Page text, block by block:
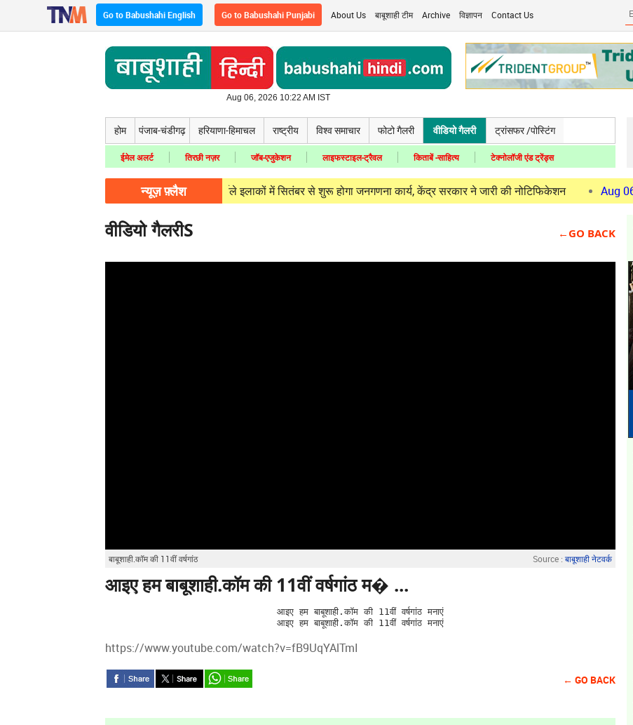
Go to Babushahi English Go to Babushahi Punjabi About Us बाबूशाही टीम Archive विज्ञापन Contact Us
Aug 06, 2026 10:22 AM IST
होम पंजाब-चंडीगढ़ हरियाणा-हिमाचल राष्ट्रीय विश्व समाचार फोटो गैलरी वीडियो गैलरी ट्रांसफर /पोस्टिंग
ईमेल अलर्ट तिरछी नज़र जॉब-एजुकेशन लाइफस्टाइल-ट्रैवल किताबें -साहित्य टेक्नोलॉजी एंड ट्रेंड्स
न्यूज़ फ़्लैश
Annual Census: हिमाचल के बर्फीले इलाकों में सितंबर से शुरू होगा जनगणना कार्य, केंद्र सरकार ने जारी की नोटिफिकेशन Aug 06, 2026
वीडियो गैलरीS ←GO BACK
बाबूशाही.कॉम की 11वीं वर्षगांठ Source : बाबूशाही नेटवर्क
आइए हम बाबूशाही.कॉम की 11वीं वर्षगांठ म� ...
आइए हम बाबूशाही.कॉम की 11वीं वर्षगांठ मनाएं
आइए हम बाबूशाही.कॉम की 11वीं वर्षगांठ मनाएं
https://www.youtube.com/watch?v=fB9UqYAlTmI
← GO BACK